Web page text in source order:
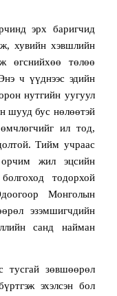
эрх баригчид
хувийн хэвшлийн
өгснийхөө төлөө
ч үүднээс эдийн
нутгийн уугуул
шууд бус нөлөөтэй
ил тод,
Тийм учраас
жил эцсийн
тодорхой
Монголын
эзэмшигчдийн
санд найман
зөвшөөрөл
эхэлсэн бол